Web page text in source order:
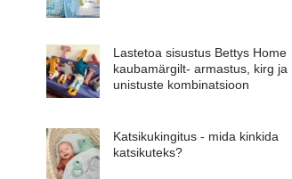
Lastetoa sisustus Bettys Home
kaubamärgilt- armastus, kirg ja
unistuste kombinatsioon
Katsikukingitus - mida kinkida
katsikuteks?